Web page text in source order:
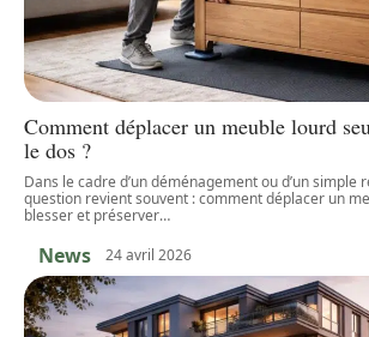
Comment déplacer un meuble lourd
le dos ?
Dans le cadre d’un déménagement ou d’un simple
question revient souvent : comment déplacer un
blesser et préserver…
News 24 avril 2026